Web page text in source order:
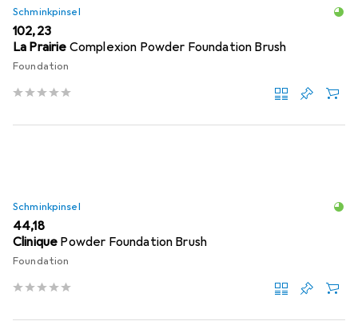
Schminkpinsel
EUR
102,23
La Prairie Complexion Powder Foundation Brush
Foundation
Schminkpinsel
EUR
44,18
Clinique Powder Foundation Brush
Foundation